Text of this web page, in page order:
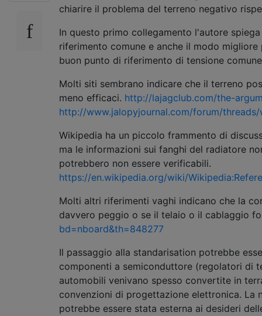
chiarire il problema del terreno negativo
In questo primo collegamento l'autore
riferimento comune e anche il modo
buon punto di riferimento di tensione
Molti siti sembrano indicare che il terreno
meno efficaci. http://lajagclub.com/the-
http://www.jalopyjournal.com/forum/
Wikipedia ha un piccolo frammento di
ma le informazioni sui fanghi del radiatore
potrebbero non essere verificabili.
https://en.wikipedia.org/wiki/
Molti altri riferimenti vaghi indicano che la
davvero peggio o se il telaio o il cablaggio
bd=nboard&th=848277
Il passaggio alla standarisation potrebbe
componenti a semiconduttore (regolatori di
automobili venivano spesso convertite in
convenzioni di progettazione elettronica. La
potrebbe essere stata esterna ai desideri